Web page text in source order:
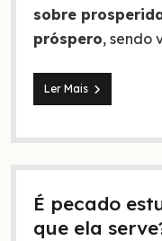
sobre
próspero, sendo
Ler MaisA
prosperidade
Bíblia
a
mundo:
tu
É pecado
que ela